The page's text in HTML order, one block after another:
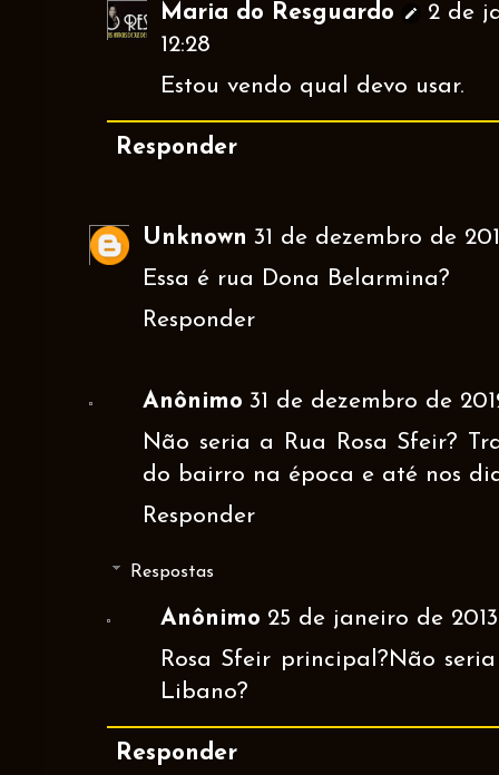
Maria do Resguardo
2 de
12:28
Estou vendo qual devo usar.
Responder
Unknown 31 de dezembro de
Essa é rua Dona Belarmina?
Responder
Anônimo 31 de dezembro de
Não seria a Rua Rosa Sfeir?
do bairro na época e até nos
Responder
Respostas
Anônimo 25 de janeiro de 2013
Rosa Sfeir principal?Não
Libano?
Responder